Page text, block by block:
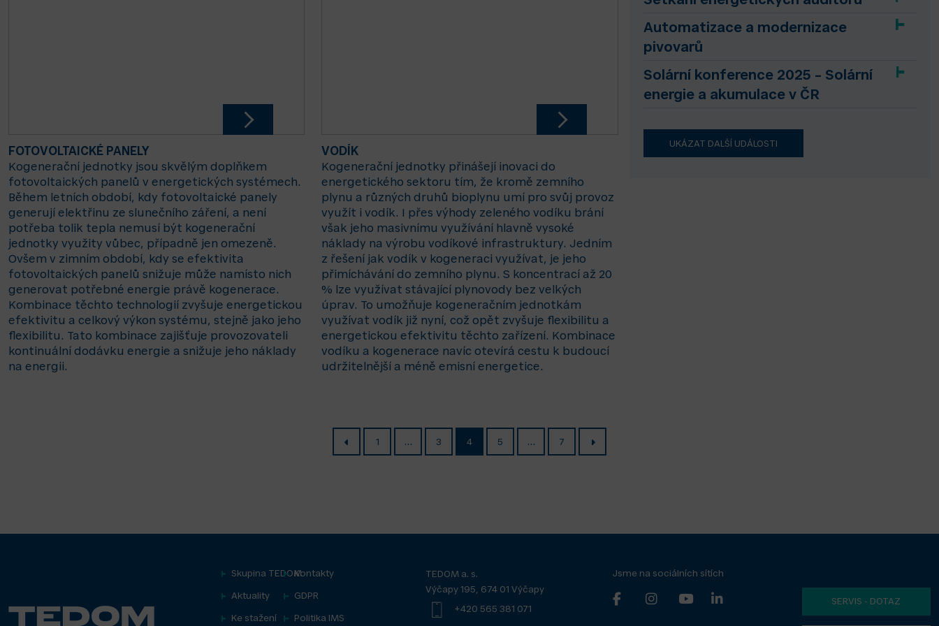
FOTOVOLTAICKÉ PANELY
Kogenerační jednotky jsou skvělým doplňkem
fotovoltaických panelů v energetických systémech.
Během letních období, kdy fotovoltaické panely
generují elektřinu ze slunečního záření, a není
potřeba tolik tepla nemusí být kogenerační
jednotky využity vůbec, případně jen omezeně.
Ovšem v zimním období, kdy se efektivita
fotovoltaických panelů snižuje může namísto nich
generovat potřebné energie právě kogenerace.
Kombinace těchto technologií zvyšuje energetickou
efektivitu a celkový výkon systému, stejně jako jeho
flexibilitu. Tato kombinace zajišťuje provozovateli
kontinuální dodávku energie a snižuje jeho náklady
na energii.
VODÍK
Kogenerační jednotky přinášejí inovaci do
energetického sektoru tím, že kromě zemního
plynu a různých druhů bioplynu umí pro svůj provoz
využít i vodík. I přes výhody zeleného vodíku brání
však jeho masivnímu využívání hlavně vysoké
náklady na výrobu vodíkové infrastruktury. Jedním
z řešení jak vodík v kogeneraci využívat, je jeho
přimíchávání do zemního plynu. S koncentrací až 20
% lze využívat stávající plynovody bez velkých
úprav. To umožňuje kogeneračním jednotkám
využívat vodík již nyní, což opět zvyšuje flexibilitu a
energetickou efektivitu těchto zařízení. Kombinace
vodíku a kogenerace navíc otevírá cestu k budoucí
udržitelnější a méně emisní energetice.
Automatizace a modernizace
pivovarů
Solární konference 2025 – Solární
energie a akumulace v ČR
UKÁZAT DALŠÍ UDÁLOSTI
1 … 3 4 5 … 7
Skupina TEDOMKontakty
Aktuality GDPR
Ke stažení Politika IMS
TEDOM a. s.
Výčapy 195, 674 01 Výčapy
+420 565 381 071
Jsme na sociálních sítích
SERVIS - DOTAZ